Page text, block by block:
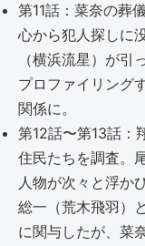
第11話：菜奈の葬
心から犯人探しに
（横浜流星）が
プロファイリング
関係に。
第12話〜第13話：
住民たちを調査。
人物が次々と浮か
総一（荒木飛羽）
に関与したが、菜